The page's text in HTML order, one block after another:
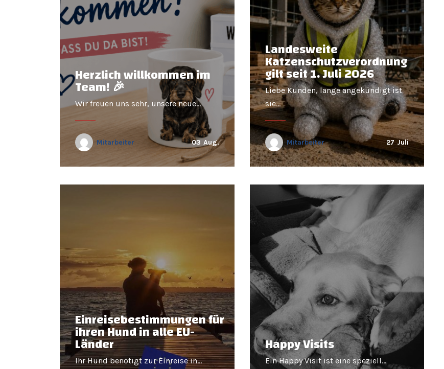
Herzlich willkommen im
Team! 🎉
Wir freuen uns sehr, unsere neue…
Mitarbeiter 03 Aug.
Landesweite
Katzenschutzverordnung
gilt seit 1. Juli 2026
Liebe Kunden, lange angekündigt ist
sie…
Mitarbeiter 27 Juli
Einreisebestimmungen für
ihren Hund in alle EU-
Länder
Ihr Hund benötigt zur Einreise in…
Happy Visits
Ein Happy Visit ist eine speziell…